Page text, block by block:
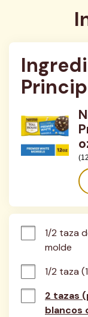
1/2 taza
molde
1/2 taza
2 tazas
blancos